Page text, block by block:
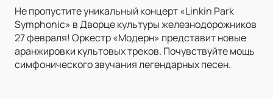
Не пропустите уникальный концерт «Linkin Park
Symphonic» в Дворце культуры железнодорожников
27 февраля! Оркестр «Модерн» представит новые
аранжировки культовых треков. Почувствуйте мощь
симфонического звучания легендарных песен.